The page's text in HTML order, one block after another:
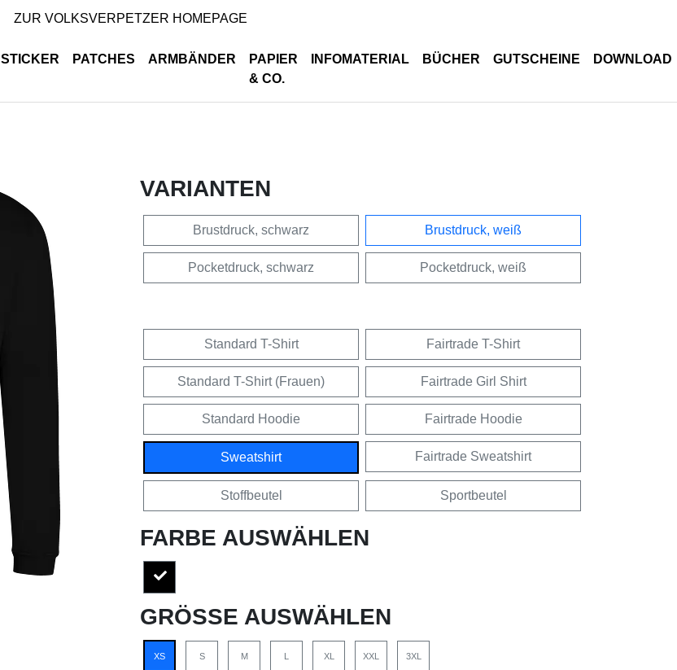
ZUR VOLKSVERPETZER HOMEPAGE
STICKER PATCHES ARMBÄNDER
PAPIER
& CO.
INFOMATERIAL BÜCHER GUTSCHEINE DOWNLOAD
VARIANTEN
Brustdruck, schwarz Brustdruck, weiß
Pocketdruck, schwarz Pocketdruck, weiß
Standard T-Shirt Fairtrade T-Shirt
Standard T-Shirt (Frauen) Fairtrade Girl Shirt
Standard Hoodie Fairtrade Hoodie
Sweatshirt Fairtrade Sweatshirt
Stoffbeutel Sportbeutel
FARBE AUSWÄHLEN
GRÖSSE AUSWÄHLEN
XS S M L XL XXL 3XL